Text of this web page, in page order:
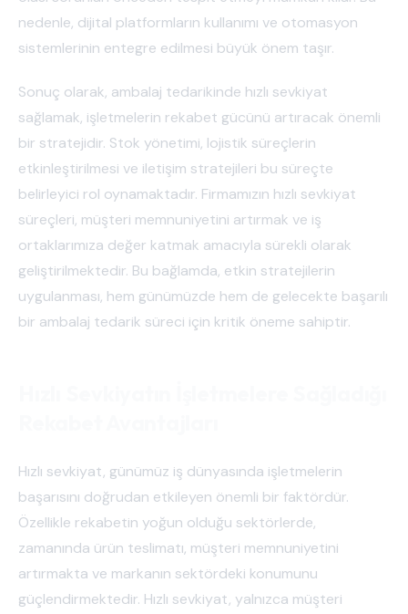
nedenle, dijital platformların kullanımı ve otomasyon
sistemlerinin entegre edilmesi büyük önem taşır.
Sonuç olarak, ambalaj tedarikinde hızlı sevkiyat
sağlamak, işletmelerin rekabet gücünü artıracak önemli
bir stratejidir. Stok yönetimi, lojistik süreçlerin
etkinleştirilmesi ve iletişim stratejileri bu süreçte
belirleyici rol oynamaktadır. Firmamızın hızlı sevkiyat
süreçleri, müşteri memnuniyetini artırmak ve iş
ortaklarımıza değer katmak amacıyla sürekli olarak
geliştirilmektedir. Bu bağlamda, etkin stratejilerin
uygulanması, hem günümüzde hem de gelecekte başarılı
bir ambalaj tedarik süreci için kritik öneme sahiptir.
Hızlı sevkiyat, günümüz iş dünyasında işletmelerin
başarısını doğrudan etkileyen önemli bir faktördür.
Özellikle rekabetin yoğun olduğu sektörlerde,
zamanında ürün teslimatı, müşteri memnuniyetini
artırmakta ve markanın sektördeki konumunu
güçlendirmektedir. Hızlı sevkiyat, yalnızca müşteri